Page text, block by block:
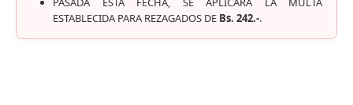
ESTABLECIDA PARA REZAGADOS DE Bs. 242.-.